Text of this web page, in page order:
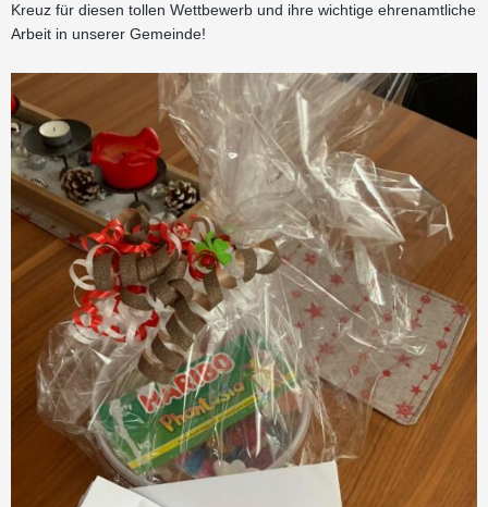
Kreuz für diesen tollen Wettbewerb und ihre wichtige ehrenamtliche
Arbeit in unserer Gemeinde!